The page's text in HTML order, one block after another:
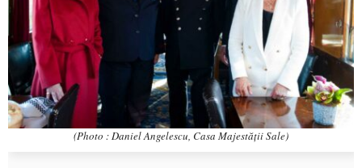
(Photo : Daniel Angelescu, Casa Majestății Sale)